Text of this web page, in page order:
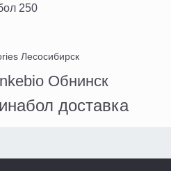
250
Лесосибирск
Обнинск
доставка